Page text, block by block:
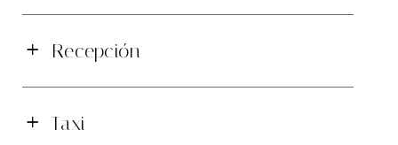
Recepción
Taxi